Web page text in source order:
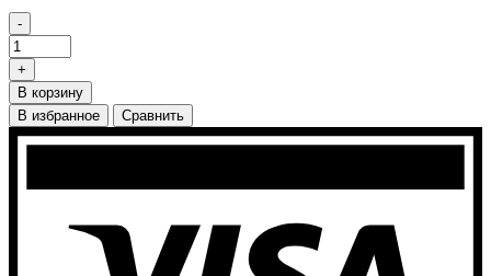
-
+
В корзину
В избранное
Сравнить